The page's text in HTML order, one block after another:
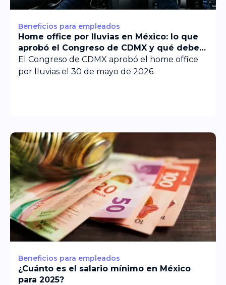
Beneficios para empleados
Home office por lluvias en México: lo que
aprobó el Congreso de CDMX y qué deben
preparar las empresas
El Congreso de CDMX aprobó el home office
por lluvias el 30 de mayo de 2026.
Beneficios para empleados
¿Cuánto es el salario mínimo en México
para 2025?